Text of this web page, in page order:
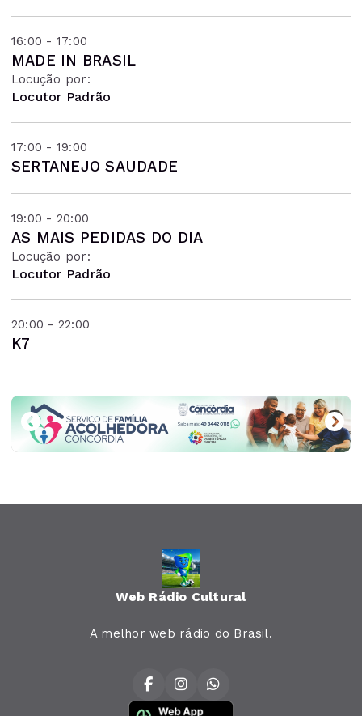
16:00 - 17:00
MADE IN BRASIL
Locução por:
Locutor Padrão
17:00 - 19:00
SERTANEJO SAUDADE
19:00 - 20:00
AS MAIS PEDIDAS DO DIA
Locução por:
Locutor Padrão
20:00 - 22:00
K7
Web Rádio Cultural
A melhor web rádio do Brasil.